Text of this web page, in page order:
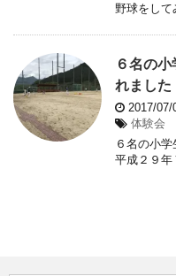
野球をして
６名の
れました
2017/07/
体験会
６名の小
平成２９年